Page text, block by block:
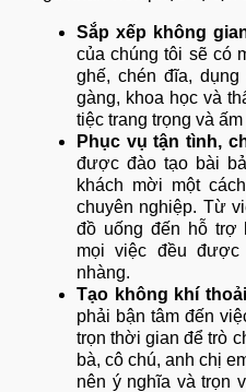
Sắp xếp không
của chúng tôi sẽ có
ghế, chén đĩa,
gàng, khoa học và
tiệc trang trọng và ấm
Phục vụ tận tình,
được đào tạo bài
khách mời một
chuyên nghiệp. Từ
đồ uống đến hỗ trợ
mọi việc đều
nhàng.
Tạo không khí
phải bận tâm đến
trọn thời gian để trò
bà, cô chú, anh chị
nên ý nghĩa và trọn